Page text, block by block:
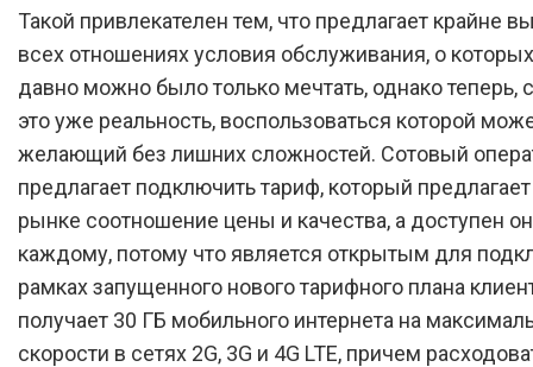
Такой привлекателен тем, что предлагает крайне
всех отношениях условия обслуживания, о
давно можно было только мечтать, однако теперь,
это уже реальность, воспользоваться которой
желающий без лишних сложностей. Сотовый
предлагает подключить тариф, который
рынке соотношение цены и качества, а доступен
каждому, потому что является открытым для
рамках запущенного нового тарифного плана
получает 30 ГБ мобильного интернета на
скорости в сетях 2G, 3G и 4G LTE, причем